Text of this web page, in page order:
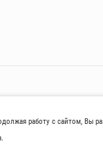
являютcя
с
работу с сайтом, Вы